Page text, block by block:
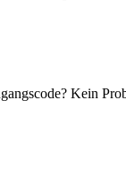
Kein